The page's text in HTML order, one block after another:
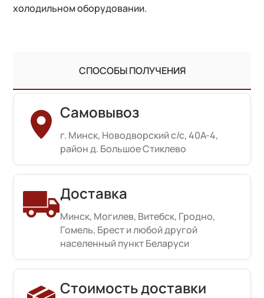
холодильном оборудовании.
СПОСОБЫ ПОЛУЧЕНИЯ
Самовывоз
г. Минск, Новодворский с/с, 40А-4,
район д. Большое Стиклево
Доставка
Минск, Могилев, Витебск, Гродно,
Гомель, Брест и любой другой
населенный пункт Беларуси
Стоимость доставки